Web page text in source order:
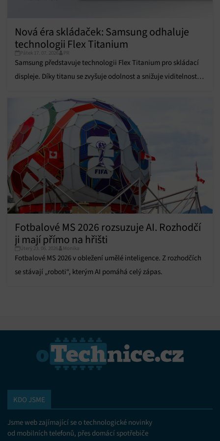
zařízení na základě automaticky přenášených
informací.
Zajištění bezpečnosti, předcházení a zjišťování
podvodů a odstraňování chyb, Poskytování a
zobrazování reklamy a obsahu, Ukládání a sdělování
Vždy aktivní
Nová éra skládaček: Samsung odhaluje
technologii Flex Titanium
Pátek 17. 07. 2026 PR
Samsung představuje technologii Flex Titanium pro skládací
displeje. Díky titanu se zvyšuje odolnost a snižuje viditelnost
Fotbalové MS 2026 rozsuzuje AI. Rozhodčí
ji mají přímo na hřišti
Úterý 23. 06. 2026 Monika
Fotbalové MS 2026 v obležení umělé inteligence. Z rozhodčích
se stávají „roboti“, kterým AI pomáhá celý zápas.
KDO JSME
Jsme web zajímající se o technologické novinky
od mobilních telefonů, přes domácí spotřebiče